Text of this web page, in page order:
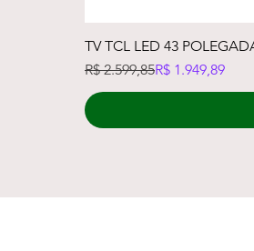
TV TCL LED 43
Preço normal
R$ 2.599,85
Preço promocional
R$ 1.949,89